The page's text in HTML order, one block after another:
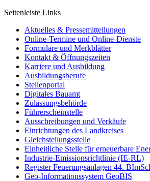
Seitenleiste Links
Aktuelles & Pressemitteilungen
Online-Termine und Online-Dienste
Formulare und Merkblätter
Kontakt & Öffnungszeiten
Karriere und Ausbildung
Ausbildungsberufe
Stellenportal
Digitales Bauamt
Zulassungsbehörde
Führerscheinstelle
Ausschreibungen und Verkäufe
Einrichtungen des Landkreises
Gleichstellungsstelle
Einheitliche Stelle für erneuerbare
Industrie-Emissionsrichtlinie (IE-RL)
Register Feuerungsanlagen 44.
Geo-Informationssystem GeoBIS